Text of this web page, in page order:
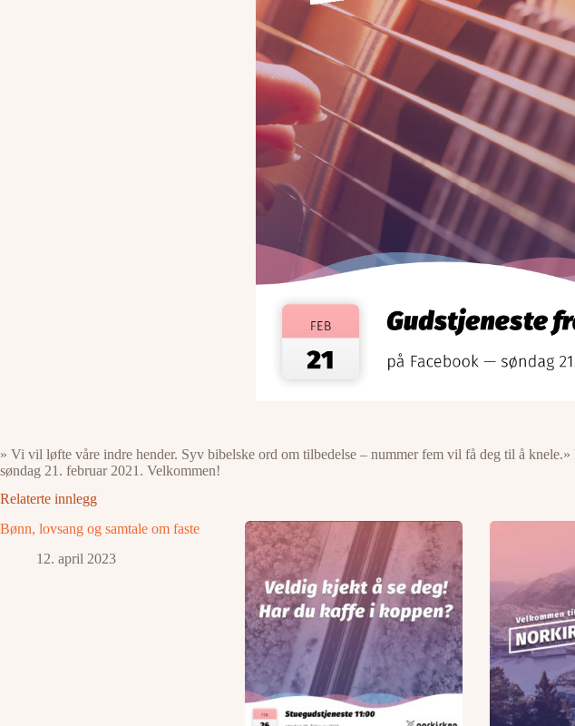
» Vi vil løfte våre indre hender. Syv bibelske ord om tilbedelse – nummer fem vil få deg til å
søndag 21. februar 2021. Velkommen!
Relaterte innlegg
Bønn, lovsang og samtale om faste
12. april 2023